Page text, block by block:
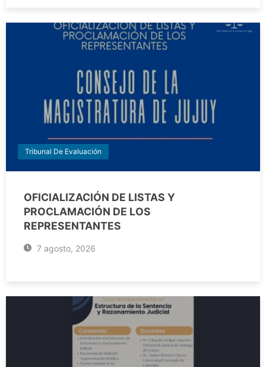
Tribunal De Evaluación
OFICIALIZACIÓN DE LISTAS Y
PROCLAMACIÓN DE LOS
REPRESENTANTES
7 agosto, 2026